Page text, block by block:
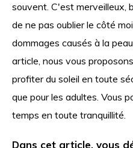
souvent. C'est merveilleux,
de ne pas oublier le côté
dommages causés à la
article, nous vous
profiter du soleil en toute
que pour les adultes. Vous
temps en toute tranquillité.
Dans cet article, vous